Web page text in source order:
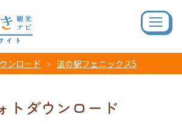
ンロード 道の駅フェニックス5
トダウンロード